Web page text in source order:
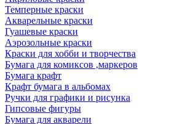
Темперные краски
Акварельные краски
Гуашевые краски
Аэрозольные краски
Краски для хобби и творчества
Бумага для комиксов ,маркеров
Бумага крафт
Крафт бумага в альбомах
Ручки для графики и рисунка
Гипсовые фигуры
Бумага для акварели